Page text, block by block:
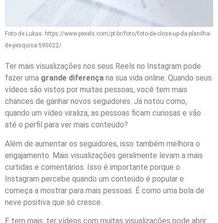
Foto de Lukas: https://www.pexels.com/pt-br/foto/foto-de-close-up-da-planilha-
de-pesquisa-590022/
Ter mais visualizações nos seus Reels no Instagram pode
fazer uma grande diferença na sua vida online. Quando seus
vídeos são vistos por muitas pessoas, você tem mais
chances de ganhar novos seguidores. Já notou como,
quando um vídeo viraliza, as pessoas ficam curiosas e vão
até o perfil para ver mais conteúdo?
Além de aumentar os seguidores, isso também melhora o
engajamento. Mais visualizações geralmente levam a mais
curtidas e comentários. Isso é importante porque o
Instagram percebe quando um conteúdo é popular e
começa a mostrar para mais pessoas. É como uma bola de
neve positiva que só cresce.
E tem mais: ter vídeos com muitas visualizações pode abrir